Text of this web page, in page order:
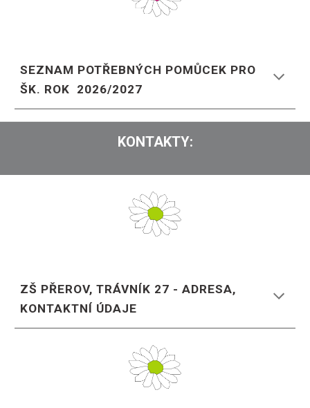
SEZNAM POTŘEBNÝCH POMŮCEK PRO
ŠK. ROK 2026/2027
KONTAKTY:
ZŠ PŘEROV, TRÁVNÍK 27 - ADRESA,
KONTAKTNÍ ÚDAJE